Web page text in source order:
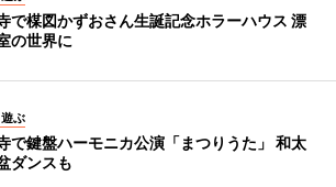
で楳図かずおさん生誕記念ホラーハウス 漂
の世界に
ぶ
で鍵盤ハーモニカ公演「まつりうた」 和太
ダンスも